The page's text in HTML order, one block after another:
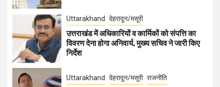
Uttarakhand देहरादून/मसूरी
उत्तराखंड में अधिकारियों व कार्मिकों को संपत्ति का
विवरण देना होगा अनिवार्य, मुख्य सचिव ने जारी किए
निर्देश
Uttarakhand देहरादून/मसूरी राजनीति